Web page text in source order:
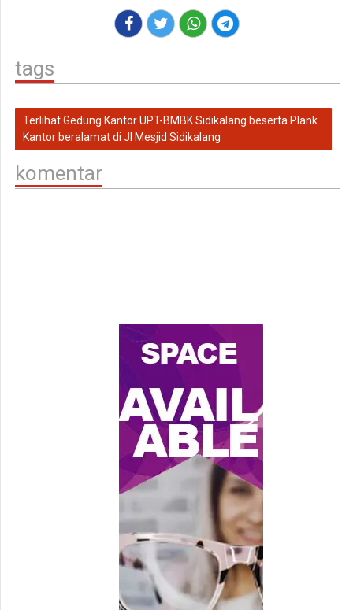
tags
Terlihat Gedung Kantor UPT-BMBK Sidikalang beserta Plank
Kantor beralamat di Jl Mesjid Sidikalang
komentar